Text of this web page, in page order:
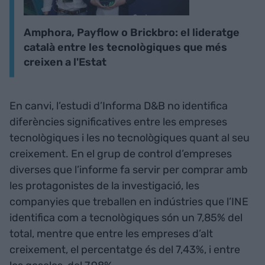
Amphora, Payflow o Brickbro: el lideratge
català entre les tecnològiques que més
creixen a l'Estat
En canvi, l’estudi d’Informa D&B no identifica
diferències significatives entre les empreses
tecnològiques i les no tecnològiques quant al seu
creixement. En el grup de control d’empreses
diverses que l’informe fa servir per comprar amb
les protagonistes de la investigació, les
companyies que treballen en indústries que l’INE
identifica com a tecnològiques són un 7,85% del
total, mentre que entre les empreses d’alt
creixement, el percentatge és del 7,43%, i entre